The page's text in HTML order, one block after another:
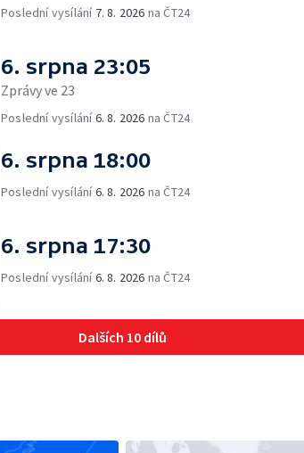
Poslední vysílání 7. 8. 2026 na ČT24
6. srpna 23:05
Zprávy ve 23
Poslední vysílání6. 8. 2026 na ČT24
6. srpna 18:00
Poslední vysílání6. 8. 2026 na ČT24
6. srpna 17:30
Poslední vysílání6. 8. 2026 na ČT24
Dalších 10 dílů